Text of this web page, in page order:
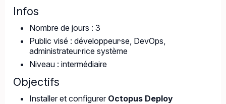
Infos
Nombre de jours : 3
Public visé : développeur·se, DevOps,
administrateur·rice système
Niveau : intermédiaire
Objectifs
Installer et configurer Octopus Deploy